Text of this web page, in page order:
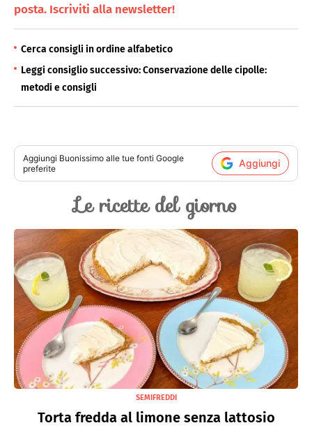
posta. Iscriviti alla newsletter!
Cerca consigli in ordine alfabetico
Leggi consiglio successivo: Conservazione delle cipolle:
metodi e consigli
Aggiungi Buonissimo alle tue fonti Google
preferite
Aggiungi
Le ricette del giorno
SEMIFREDDI
Torta fredda al limone senza lattosio